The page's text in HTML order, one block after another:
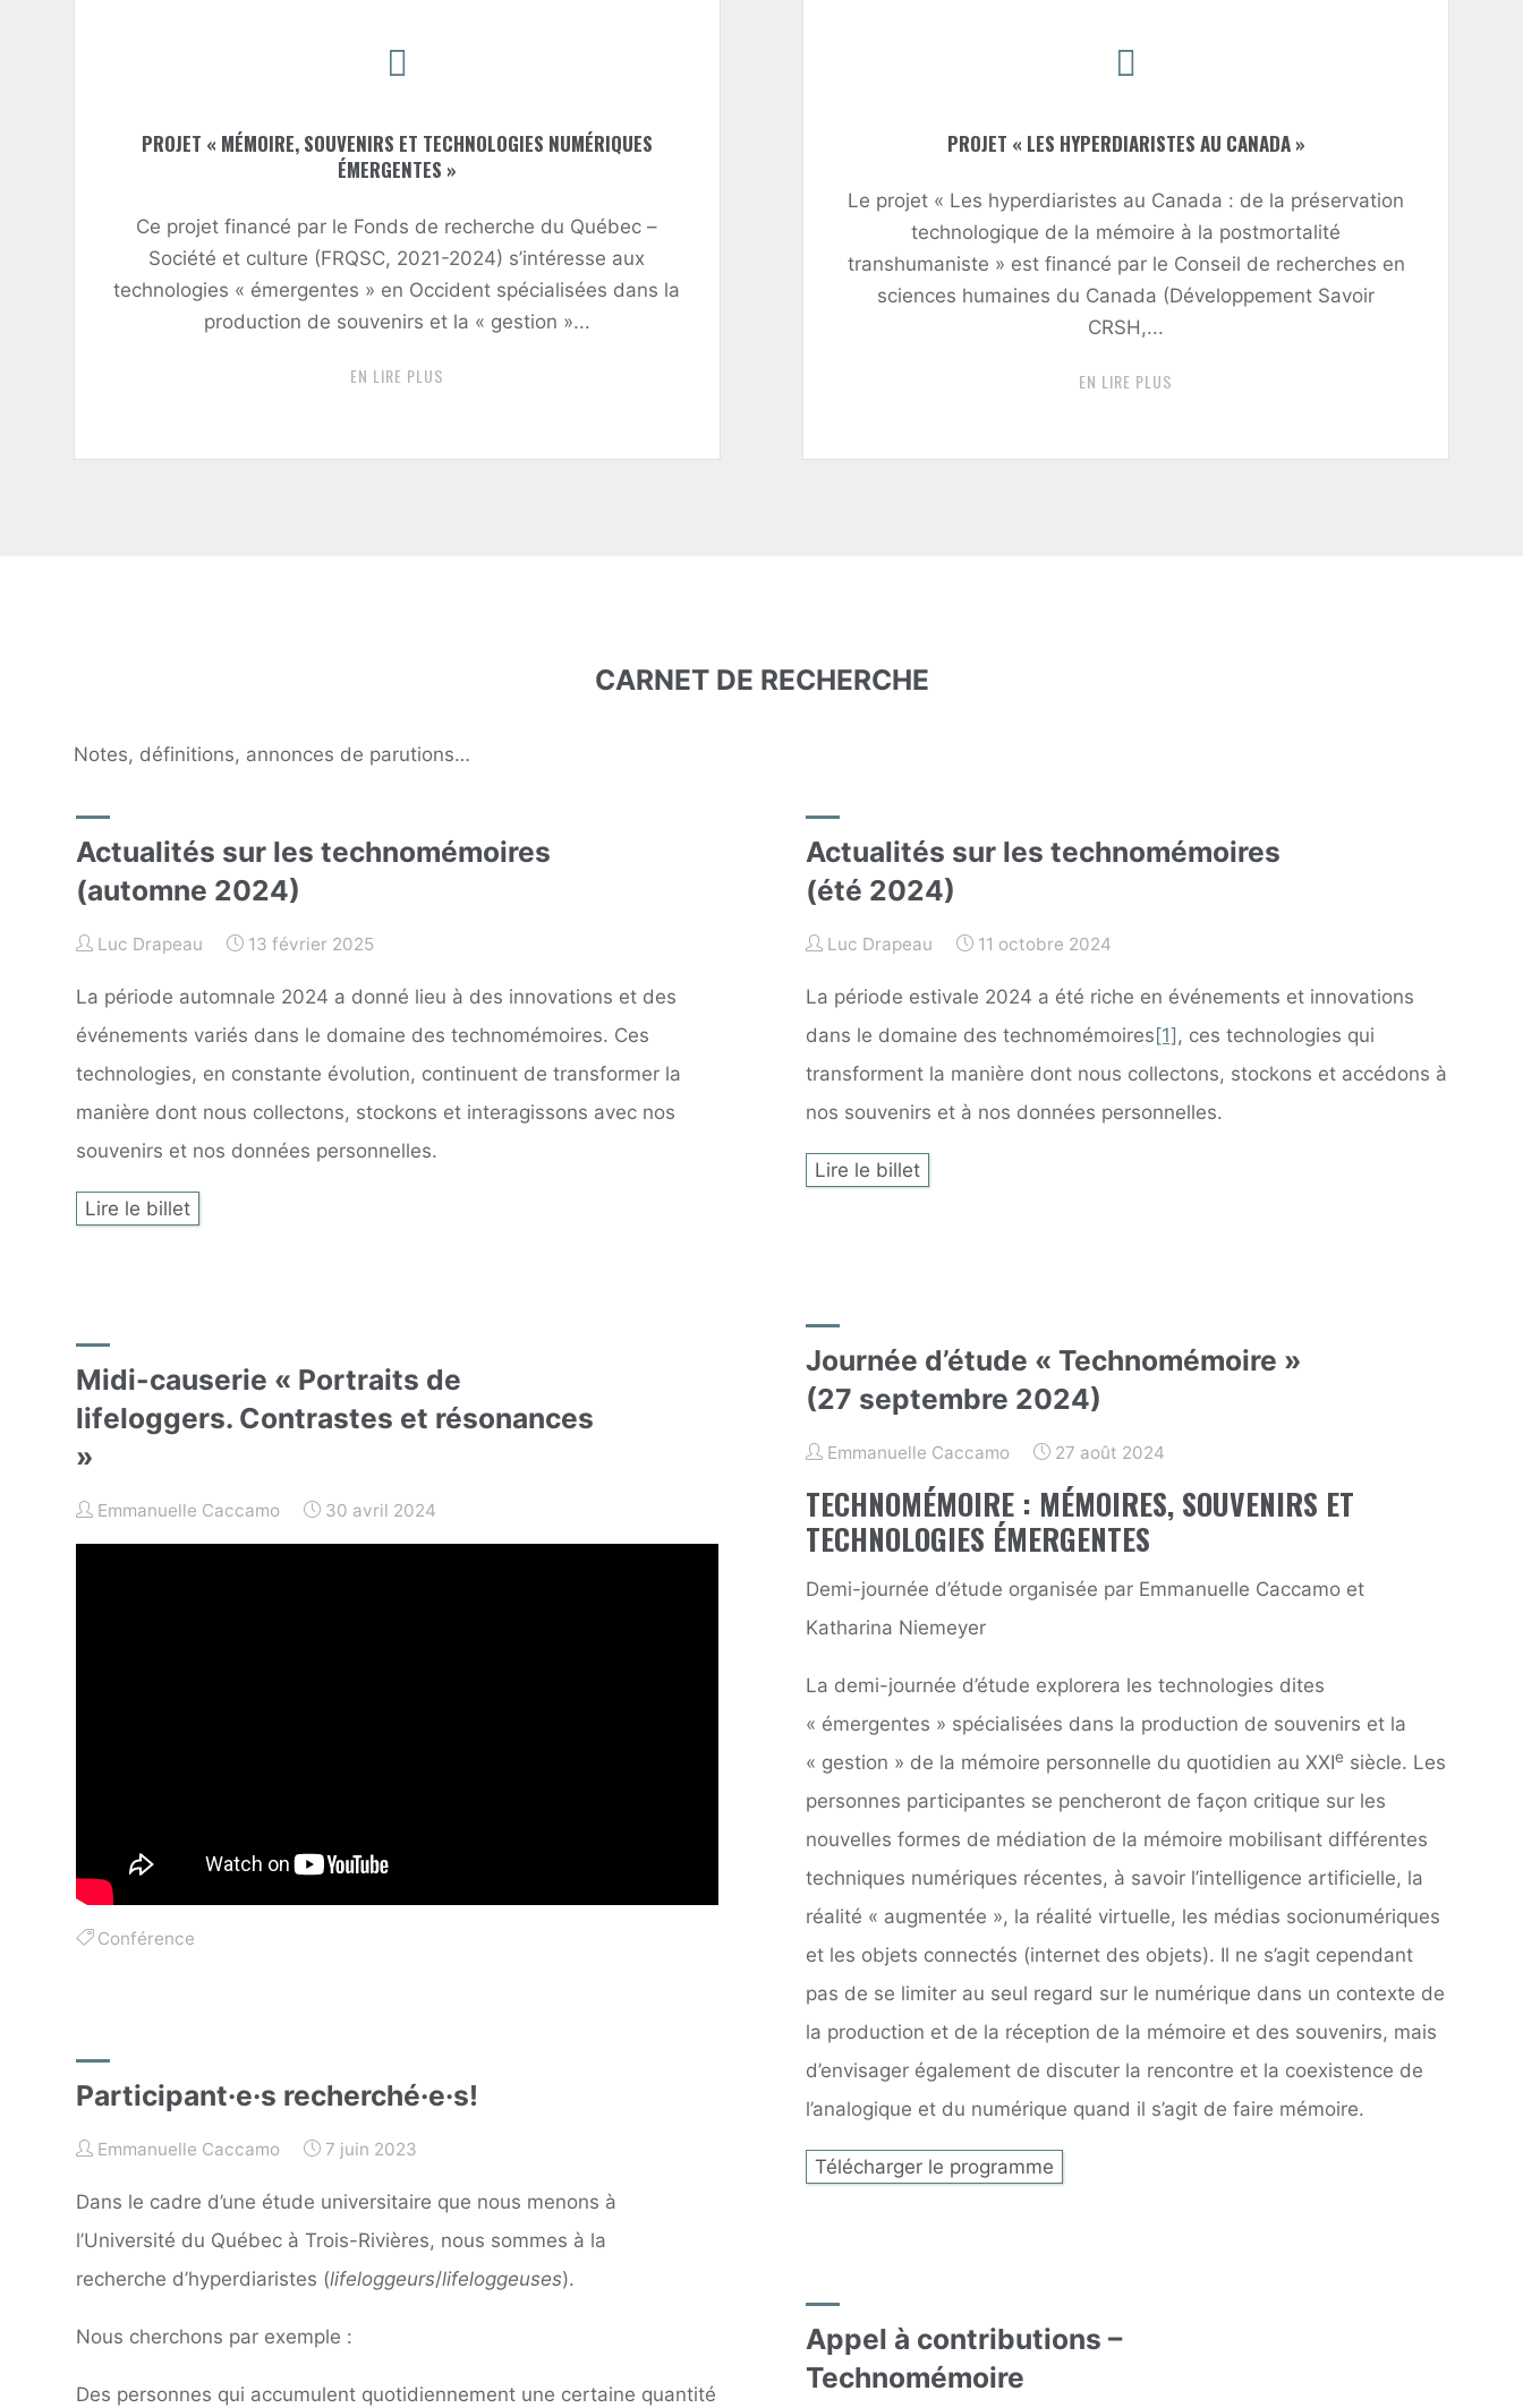
PROJET « MÉMOIRE, SOUVENIRS ET TECHNOLOGIES NUMÉRIQUES
ÉMERGENTES »
Ce projet financé par le Fonds de recherche du Québec –
Société et culture (FRQSC, 2021-2024) s’intéresse aux
technologies « émergentes » en Occident spécialisées dans la
production de souvenirs et la « gestion »...
EN LIRE PLUS
PROJET « LES HYPERDIARISTES AU CANADA »
Le projet « Les hyperdiaristes au Canada : de la préservation
technologique de la mémoire à la postmortalité
transhumaniste » est financé par le Conseil de recherches en
sciences humaines du Canada (Développement Savoir
CRSH,...
EN LIRE PLUS
CARNET DE RECHERCHE
Notes, définitions, annonces de parutions…
Actualités sur les technomémoires
(automne 2024)
Luc Drapeau 13 février 2025
La période automnale 2024 a donné lieu à des innovations et des
événements variés dans le domaine des technomémoires. Ces
technologies, en constante évolution, continuent de transformer la
manière dont nous collectons, stockons et interagissons avec nos
souvenirs et nos données personnelles.
Lire le billet
Actualités sur les technomémoires
(été 2024)
Luc Drapeau 11 octobre 2024
La période estivale 2024 a été riche en événements et innovations
dans le domaine des technomémoires[1], ces technologies qui
transforment la manière dont nous collectons, stockons et accédons à
nos souvenirs et à nos données personnelles.
Lire le billet
Journée d’étude « Technomémoire »
(27 septembre 2024)
Emmanuelle Caccamo 27 août 2024
TECHNOMÉMOIRE : MÉMOIRES, SOUVENIRS ET
TECHNOLOGIES ÉMERGENTES
Demi-journée d’étude organisée par Emmanuelle Caccamo et
Katharina Niemeyer
La demi-journée d’étude explorera les technologies dites
« émergentes » spécialisées dans la production de souvenirs et la
« gestion » de la mémoire personnelle du quotidien au XXIe siècle. Les
personnes participantes se pencheront de façon critique sur les
nouvelles formes de médiation de la mémoire mobilisant différentes
techniques numériques récentes, à savoir l’intelligence artificielle, la
réalité « augmentée », la réalité virtuelle, les médias socionumériques
et les objets connectés (internet des objets). Il ne s’agit cependant
pas de se limiter au seul regard sur le numérique dans un contexte de
la production et de la réception de la mémoire et des souvenirs, mais
d’envisager également de discuter la rencontre et la coexistence de
l’analogique et du numérique quand il s’agit de faire mémoire.
Télécharger le programme
Midi-causerie « Portraits de
lifeloggers. Contrastes et résonances
»
Emmanuelle Caccamo 30 avril 2024
Conférence
Participant·e·s recherché·e·s!
Emmanuelle Caccamo 7 juin 2023
Dans le cadre d’une étude universitaire que nous menons à
l’Université du Québec à Trois-Rivières, nous sommes à la
recherche d’hyperdiaristes (lifeloggeurs/lifeloggeuses).
Nous cherchons par exemple :
Des personnes qui accumulent quotidiennement une certaine quantité
Appel à contributions –
Technomémoire